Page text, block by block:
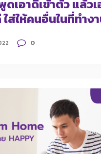
เอาดีเข้าตัว แล้วเ
ใส่ให้คนอื่นในที่ทำง
0